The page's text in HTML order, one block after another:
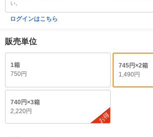
い。
ログインはこちら
販売単位
1箱
750円
745円×2箱
1,490円
740円×3箱
2,220円
お得